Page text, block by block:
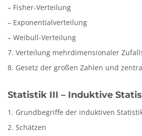
– Fisher-Verteilung
– Exponentialverteilung
– Weibull-Verteilung
7. Verteilung mehrdimensionaler
8. Gesetz der großen Zahlen und
Statistik III – Induktive
1. Grundbegriffe der induktiven
2. Schätzen